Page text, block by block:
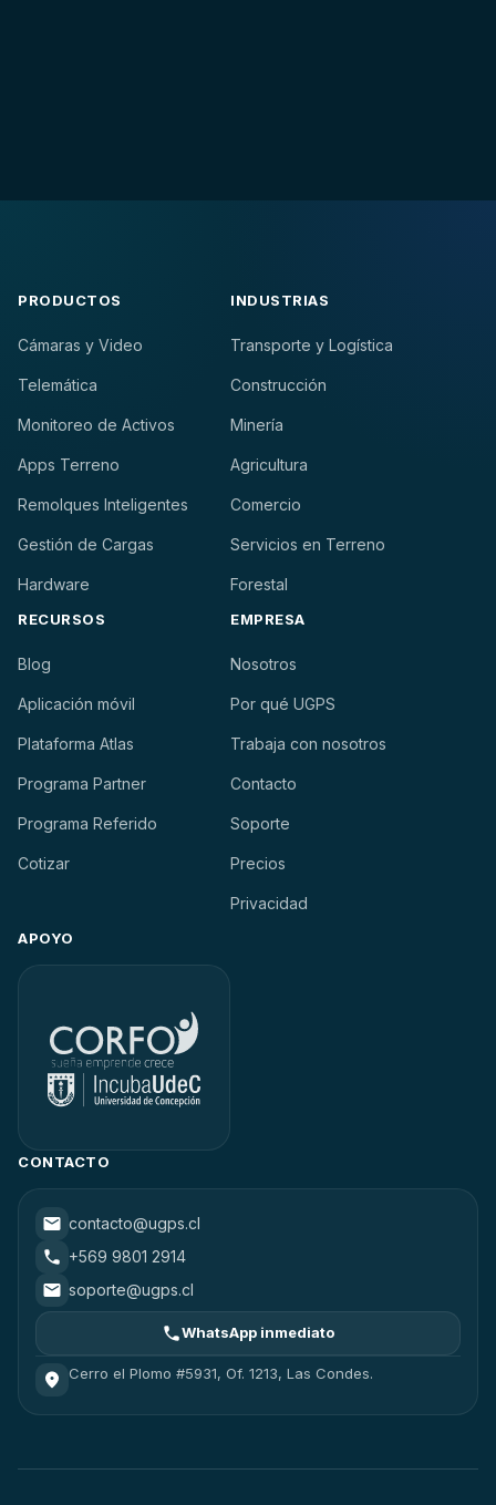
PRODUCTOS
Cámaras y Video
Telemática
Monitoreo de Activos
Apps Terreno
Remolques Inteligentes
Gestión de Cargas
Hardware
INDUSTRIAS
Transporte y Logística
Construcción
Minería
Agricultura
Comercio
Servicios en Terreno
Forestal
RECURSOS
Blog
Aplicación móvil
Plataforma Atlas
Programa Partner
Programa Referido
Cotizar
EMPRESA
Nosotros
Por qué UGPS
Trabaja con nosotros
Contacto
Soporte
Precios
Privacidad
APOYO
CONTACTO
contacto@ugps.cl
+569 9801 2914
soporte@ugps.cl
WhatsApp inmediato
Cerro el Plomo #5931, Of. 1213, Las Condes.